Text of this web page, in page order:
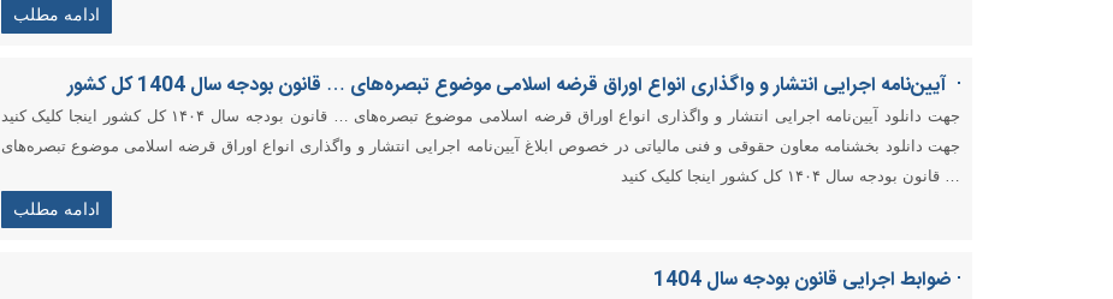
ادامه مطلب
آیین‌نامه اجرایی انتشار و واگذاری انواع اوراق قرضه اسلامی موضوع تبصره‌های … قانون بودجه سال 1404 کل کشور
جهت دانلود آیین‌نامه اجرایی انتشار و واگذاری انواع اوراق قرضه اسلامی موضوع تبصره‌های … قانون بودجه سال ۱۴۰۴ کل کشور اینجا کلیک کنید
جهت دانلود بخشنامه معاون حقوقی و فنی مالیاتی در خصوص ابلاغ آیین‌نامه اجرایی انتشار و واگذاری انواع اوراق قرضه اسلامی موضوع تبصره‌های
… قانون بودجه سال ۱۴۰۴ کل کشور اینجا کلیک کنید
ادامه مطلب
ضوابط اجرایی قانون بودجه سال 1404